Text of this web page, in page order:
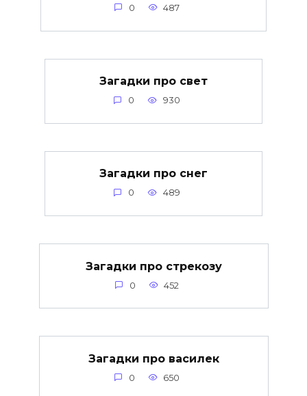
0 487
Загадки про свет
0 930
Загадки про снег
0 489
Загадки про стрекозу
0 452
Загадки про василек
0 650